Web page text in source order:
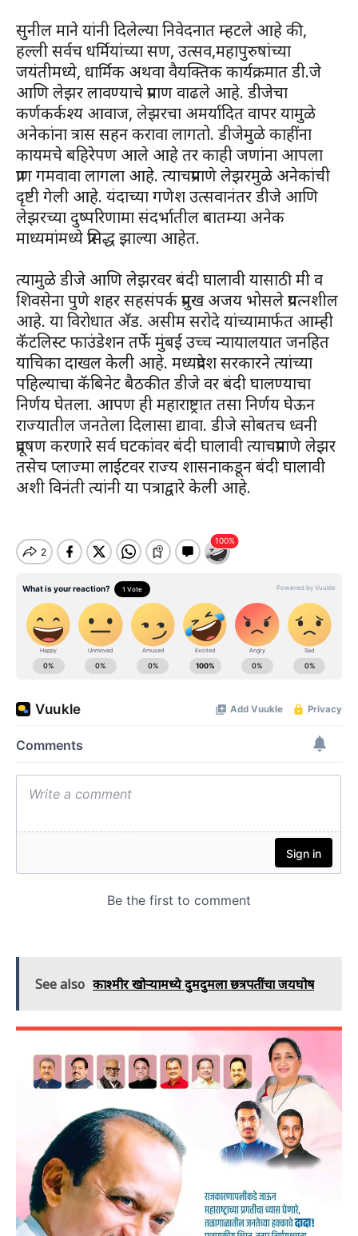
सुनील माने यांनी दिलेल्या निवेदनात म्हटले आहे की,
हल्ली सर्वच धर्मियांच्या सण, उत्सव,महापुरुषांच्या
जयंतीमध्ये, धार्मिक अथवा वैयक्तिक कार्यक्रमात डी.जे
आणि लेझर लावण्याचे प्रमाण वाढले आहे. डीजेचा
कर्णकर्कश्य आवाज, लेझरचा अमर्यादित वापर यामुळे
अनेकांना त्रास सहन करावा लागतो. डीजेमुळे काहींना
कायमचे बहिरेपण आले आहे तर काही जणांना आपला
प्राण गमवावा लागला आहे. त्याचप्रमाणे लेझरमुळे अनेकांची
दृष्टी गेली आहे. यंदाच्या गणेश उत्सवानंतर डीजे आणि
लेझरच्या दुष्परिणामा संदर्भातील बातम्या अनेक
माध्यमांमध्ये प्रसिद्ध झाल्या आहेत.
त्यामुळे डीजे आणि लेझरवर बंदी घालावी यासाठी मी व
शिवसेना पुणे शहर सहसंपर्क प्रमुख अजय भोसले प्रयत्नशील
आहे. या विरोधात अ‍ॅड. असीम सरोदे यांच्यामार्फत आम्ही
कॅटलिस्ट फाउंडेशन तर्फे मुंबई उच्च न्यायालयात जनहित
याचिका दाखल केली आहे. मध्यप्रदेश सरकारने त्यांच्या
पहिल्याचा कॅबिनेट बैठकीत डीजे वर बंदी घालण्याचा
निर्णय घेतला. आपण ही महाराष्ट्रात तसा निर्णय घेऊन
राज्यातील जनतेला दिलासा द्यावा. डीजे सोबतच ध्वनी
प्रदूषण करणारे सर्व घटकांवर बंदी घालावी त्याचप्रमाणे लेझर
तसेच प्लाज्मा लाईटवर राज्य शासनाकडून बंदी घालावी
अशी विनंती त्यांनी या पत्राद्वारे केली आहे.
See also काश्मीर खोऱ्यामध्ये दुमदुमला छत्रपतींचा जयघोष